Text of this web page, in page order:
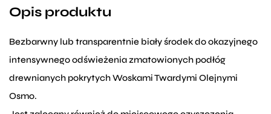
Opis produktu
Bezbarwny lub transparentnie biały środek do okazyjnego
intensywnego odświeżenia zmatowionych podłóg
drewnianych pokrytych Woskami Twardymi Olejnymi
Osmo.